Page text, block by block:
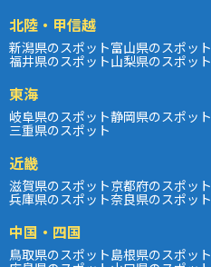
北陸・甲信越
新潟県のスポット富山県のスポット
福井県のスポット山梨県のスポット
東海
岐阜県のスポット静岡県のスポット
三重県のスポット
近畿
滋賀県のスポット京都府のスポット
兵庫県のスポット奈良県のスポット
中国・四国
鳥取県のスポット島根県のスポット